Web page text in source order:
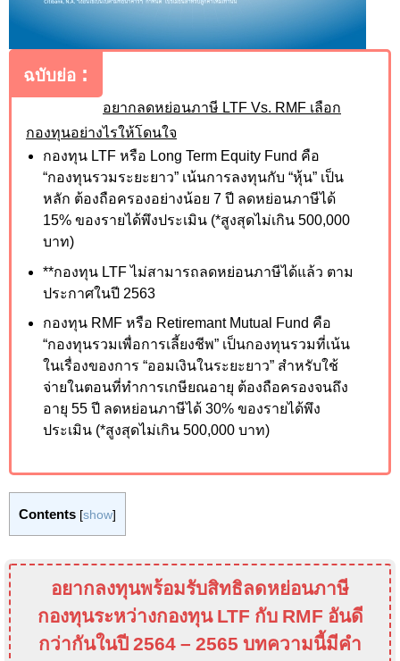
ฉบับย่อ :
อยากลดหย่อนภาษี LTF Vs. RMF เลือก
กองทุนอย่างไรให้โดนใจ
กองทุน LTFหรือ Long Term Equity Fund คือ
“กองทุนรวมระยะยาว” เน้นการลงทุนกับ “หุ้น” เป็น
หลัก ต้องถือครองอย่างน้อย 7 ปี ลดหย่อนภาษีได้
15% ของรายได้พึงประเมิน (*สูงสุดไม่เกิน 500,000
บาท)
**กองทุน LTFไม่สามารถลดหย่อนภาษีได้แล้ว ตาม
ประกาศในปี 2563
กองทุน RMFหรือ Retiremant Mutual Fund คือ
“กองทุนรวมเพื่อการเลี้ยงชีพ” เป็นกองทุนรวมที่เน้น
ในเรื่องของการ “ออมเงินในระยะยาว” สำหรับใช้
จ่ายในตอนที่ทำการเกษียณอายุ ต้องถือครองจนถึง
อายุ 55 ปี ลดหย่อนภาษีได้ 30%ของรายได้พึง
ประเมิน (*สูงสุดไม่เกิน 500,000 บาท)
Contents [show]
อยากลงทุนพร้อมรับสิทธิลดหย่อนภาษี
กองทุนระหว่างกองทุน LTF กับRMF อันดี
กว่ากันในปี 2564 – 2565 บทความนี้มีคำ